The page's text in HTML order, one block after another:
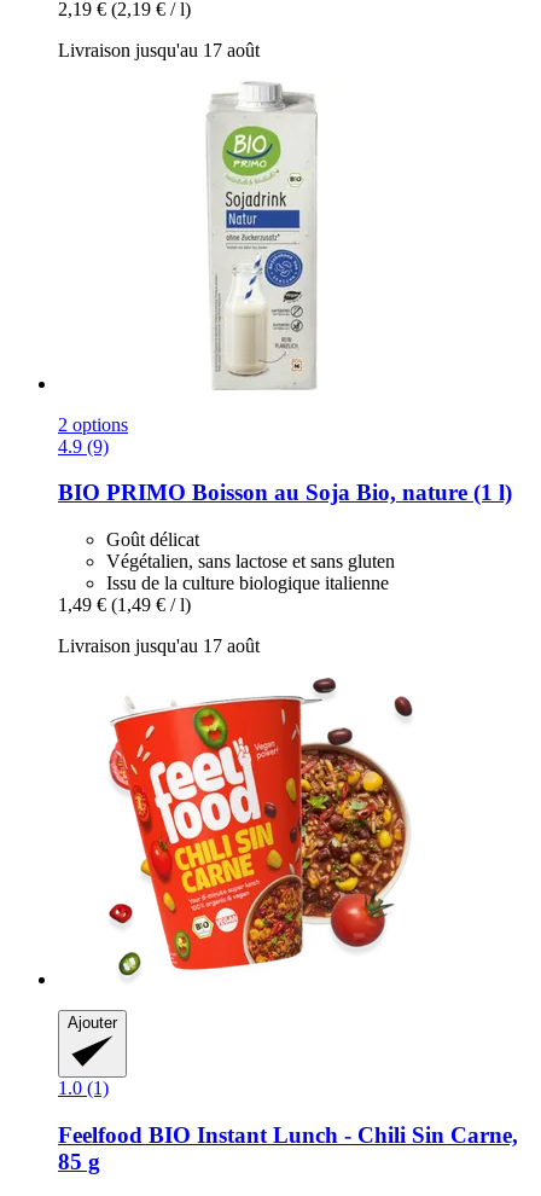
2,19 € (2,19 € / l)
Livraison jusqu'au 17 août
2 options
4.9 (9)
BIO PRIMO Boisson au Soja Bio, nature (1 l)
Goût délicat
Végétalien, sans lactose et sans gluten
Issu de la culture biologique italienne
1,49 € (1,49 € / l)
Livraison jusqu'au 17 août
Ajouter
1.0 (1)
Feelfood BIO Instant Lunch -​ Chili Sin Carne,
85 g